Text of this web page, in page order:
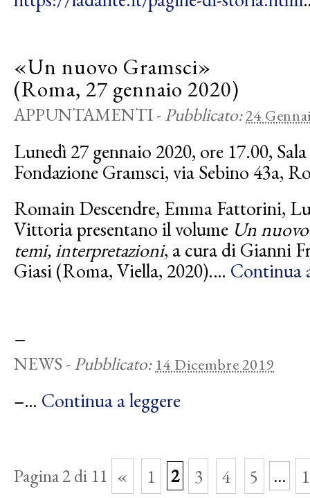
«Un nuovo Gramsci»
(Roma, 27 gennaio 2020)
APPUNTAMENTI-Pubblicato:24
Lunedì 27 gennaio 2020, ore 17.00,
Fondazione Gramsci, via Sebino 43a,
Romain Descendre, Emma Fattorini,
Vittoria presentano il volume Un
temi, interpretazioni, a cura di Gianni
Giasi (Roma, Viella, 2020).… Continua
–
NEWS -Pubblicato: 14 Dicembre 2019
–… Continua a leggere
Pagina 2 di 11 « 1 2 3 4 5 ...